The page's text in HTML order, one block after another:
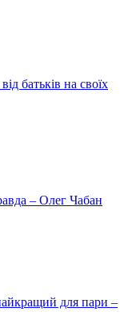
батьків на своїх
– Олег Чабан
для пари –